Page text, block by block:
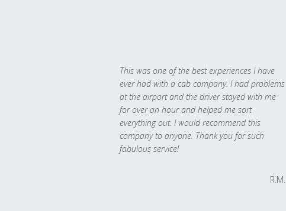
This was one of the best experiences I have
ever had with a cab company. I had problems
at the airport and the driver stayed with me
for over an hour and helped me sort
everything out. I would recommend this
company to anyone. Thank you for such
fabulous service!
R.M.